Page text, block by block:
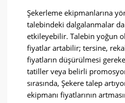
Şekerleme ekipmanlarına
talebindeki dalgalanmalar
etkileyebilir. Talebin yoğun
fiyatlar artabilir; tersine,
fiyatların düşürülmesi
tatiller veya belirli
sırasında, Şekere talep
ekipmanı fiyatlarının